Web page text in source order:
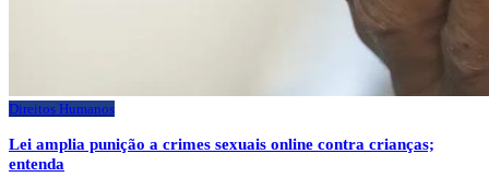
Direitos Humanos
Lei amplia punição a crimes sexuais online contra crianças;
entenda